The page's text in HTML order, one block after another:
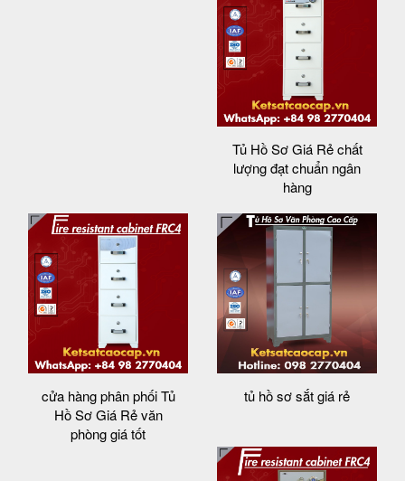
Tủ Hồ Sơ Giá Rẻ chất
lượng đạt chuẩn ngân
hàng
cửa hàng phân phối Tủ
Hồ Sơ Giá Rẻ văn
phòng giá tốt
tủ hồ sơ sắt giá rẻ